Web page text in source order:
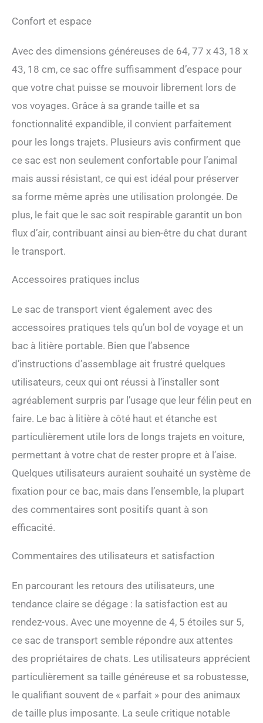
sac est de 104,1 cm, votre
chat a encore assez
d'espace lorsque le bac à
litière pour chat
transporteur. Bac à litière
étanche et haut pour chat :
ce sac de transport a une
litière portable, la taille de la
litière est de 40,6 cm (L) x
33 cm (l) x 30,5 cm (H).
Cette litière est étanche, les
liquides ne fuiront pas. Le
design haut du côté réduira
considérablement la
probabilité que les litières
chargement ont une double
empêcher l'animal d'ouvrir
les fermetures éclair et de
s'échapper. Toutes les
mailles respirantes sont
anti-rayures, 2 sangles
dans le sac de transport
peuvent être connectées à
compagnie. 2 boucles
peuvent être connectées à
siège. 2 cadres métalliques
sont implantés dans les
côtés du sac de transport
pour garder le sac de
transport stable et éviter
animaux de compagnie. Un
en forme de D sur le support
et les crochets sur la
en métal au lieu de
plastique. Pour les voyages
en voiture longue distance :
ce sac de transport est
utilisé pour les voyages en
voiture de longue distance.
Il peut également être utilisé
pour un court voyage,
comme une visite chez le
vétérinaire. 2 grandes
poches pour ranger les
Confort et espace
Avec des dimensions généreuses de 64, 77 x 43, 18 x
43, 18 cm, ce sac offre suffisamment d’espace pour
que votre chat puisse se mouvoir librement lors de
vos voyages. Grâce à sa grande taille et sa
fonctionnalité expandible, il convient parfaitement
pour les longs trajets. Plusieurs avis confirment que
ce sac est non seulement confortable pour l’animal
mais aussi résistant, ce qui est idéal pour préserver
sa forme même après une utilisation prolongée. De
plus, le fait que le sac soit respirable garantit un bon
flux d’air, contribuant ainsi au bien-être du chat durant
le transport.
Accessoires pratiques inclus
Le sac de transport vient également avec des
accessoires pratiques tels qu’un bol de voyage et un
bac à litière portable. Bien que l’absence
d’instructions d’assemblage ait frustré quelques
utilisateurs, ceux qui ont réussi à l’installer sont
agréablement surpris par l’usage que leur félin peut en
faire. Le bac à litière à côté haut et étanche est
particulièrement utile lors de longs trajets en voiture,
permettant à votre chat de rester propre et à l’aise.
Quelques utilisateurs auraient souhaité un système de
fixation pour ce bac, mais dans l’ensemble, la plupart
des commentaires sont positifs quant à son
efficacité.
Commentaires des utilisateurs et satisfaction
En parcourant les retours des utilisateurs, une
tendance claire se dégage : la satisfaction est au
rendez-vous. Avec une moyenne de 4, 5 étoiles sur 5,
ce sac de transport semble répondre aux attentes
des propriétaires de chats. Les utilisateurs apprécient
particulièrement sa taille généreuse et sa robustesse,
le qualifiant souvent de « parfait » pour des animaux
de taille plus imposante. La seule critique notable